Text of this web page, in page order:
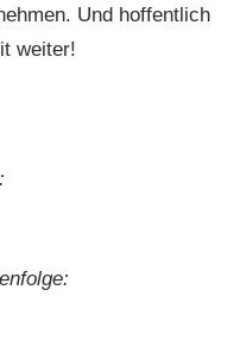
Und hoffentlich
weiter!